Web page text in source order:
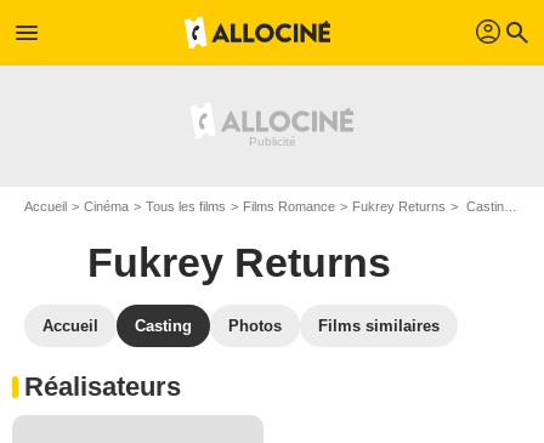
menu profil search
Accueil Cinéma Tous les films Films Romance Fukrey Returns Casting Fukrey Returns
Fukrey Returns
Accueil Casting Photos Films similaires
Réalisateurs